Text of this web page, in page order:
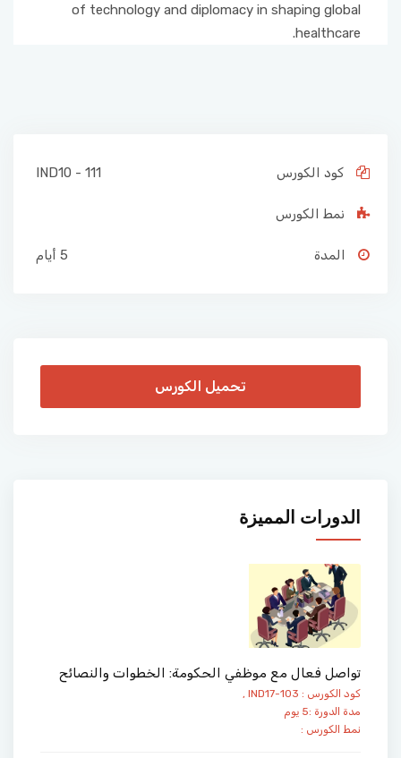
of technology and diplomacy in shaping global
healthcare.
كود الكورس IND10 - 111
نمط الكورس
المدة 5 أيام
تحميل الكورس
الدورات المميزة
تواصل فعال مع موظفي الحكومة: الخطوات والنصائح
كود الكورس : IND17-103 ,
مدة الدورة :5 يوم
نمط الكورس :